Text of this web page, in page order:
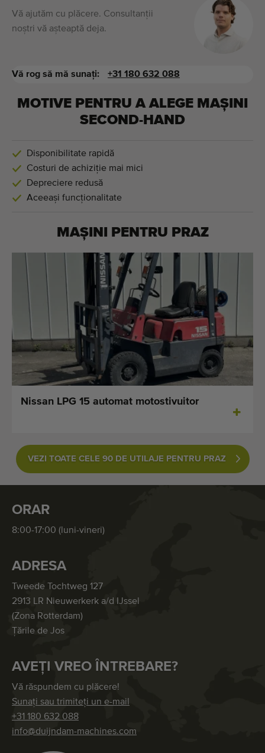
Vă ajutăm cu plăcere. Consultanții
noștri vă așteaptă deja.
Vă rog să mă sunați: +31 180 632 088
MOTIVE PENTRU A ALEGE MAȘINI
SECOND-HAND
Disponibilitate rapidă
Costuri de achiziție mai mici
Depreciere redusă
Aceeași funcționalitate
MAȘINI PENTRU PRAZ
Nissan LPG 15 automat motostivuitor
VEZI TOATE CELE 90 DE UTILAJE PENTRU PRAZ
ORAR
8:00-17:00 (luni-vineri)
ADRESA
Tweede Tochtweg 127
2913 LR Nieuwerkerk a/d IJssel
(Zona Rotterdam)
Țările de Jos
AVEȚI VREO ÎNTREBARE?
Vă răspundem cu plăcere!
Sunați sau trimiteți un e-mail
+31 180 632 088
info@duijndam-machines.com